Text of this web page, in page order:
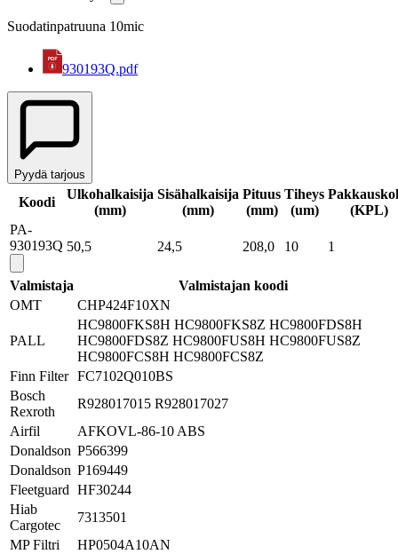
Suodatinpatruuna 10mic
930193Q.pdf
Pyydä tarjous
Koodi
Ulkohalkaisija
(mm)
Sisähalkaisija
(mm)
Pituus
(mm)
Tiheys
(um)
(KPL)
PA-
930193Q 50,5 24,5 208,0 10 1
Valmistaja
Valmistajan koodi
OMT
CHP424F10XN
PALL
HC9800FKS8H HC9800FKS8Z HC9800FDS8H
HC9800FDS8Z HC9800FUS8H HC9800FUS8Z
HC9800FCS8H HC9800FCS8Z
Finn Filter FC7102Q010BS
Bosch
Rexroth
R928017015 R928017027
Airfil
AFKOVL-86-10 ABS
Donaldson P566399
Donaldson P169449
Fleetguard HF30244
Hiab
Cargotec
7313501
MP Filtri
HP0504A10AN